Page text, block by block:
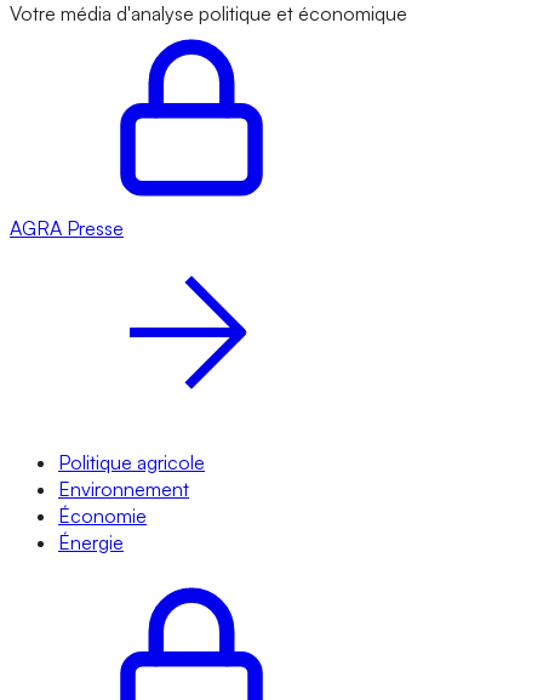
Votre média d'analyse politique et économique
AGRA Presse
Politique agricole
Environnement
Économie
Énergie